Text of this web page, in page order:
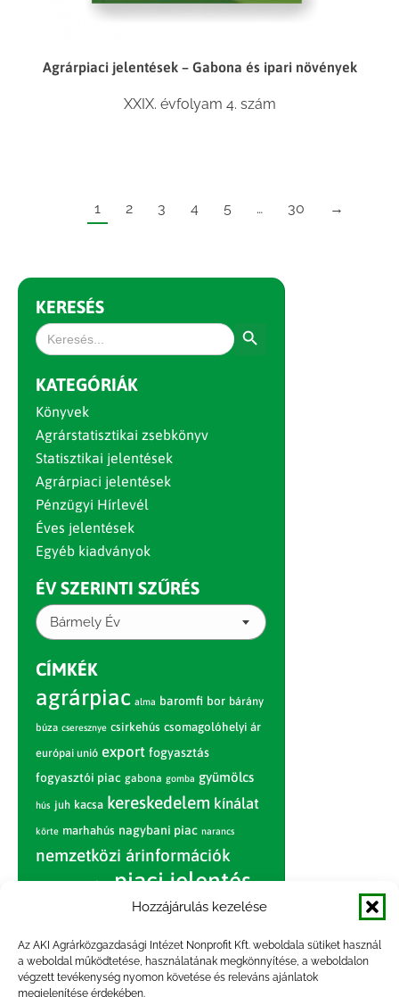
Hozzájárulás kezelése
Az AKI Agrárközgazdasági Intézet Nonprofit Kft. weboldala sütiket használ
a weboldal működtetése, használatának megkönnyítése, a weboldalon
végzett tevékenység nyomon követése és releváns ajánlatok
megjelenítése érdekében.
Agrárpiaci jelentések – Gabona és ipari növények
XXIX. évfolyam 4. szám
1 2 3 4 5 … 30 →
KERESÉS
Search
for:
KATEGÓRIÁK
Könyvek
Agrárstatisztikai zsebkönyv
Statisztikai jelentések
Agrárpiaci jelentések
Pénzügyi Hírlevél
Éves jelentések
Egyéb kiadványok
ÉV SZERINTI SZŰRÉS
Bármely Év
CÍMKÉK
agrárpiac alma baromfi bor bárány
búza cseresznye csirkehús csomagolóhelyi ár
európai unió export fogyasztás
fogyasztói piac gabona gomba gyümölcs
hús juh kacsa kereskedelem kínálat
körte marhahús nagybani piac narancs
nemzetközi árinformációk
piac piaci jelentés
sertés sertéshús
szarvasmarha termelés termelői
ár tojás világpiac
vágóbárány